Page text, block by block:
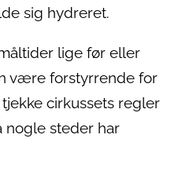
sig hydreret.
lige før eller
være forstyrrende for
cirkussets regler
nogle steder har